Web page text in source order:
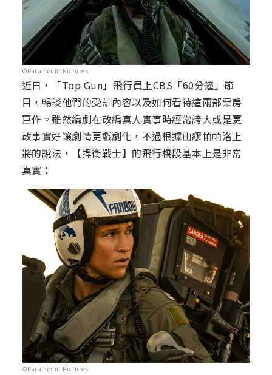
©Paramount Pictures
近日，「Top Gun」飛行員上CBS「60分鐘」節
目，暢談他們的受訓內容以及如何看待這兩部票房
巨作。雖然編劇在改編真人實事時經常誇大或是更
改事實好讓劇情更戲劇化，不過根據山繆帕帕洛上
將的說法，【捍衛戰士】的飛行橋段基本上是非常
真實：
©Paramount Pictures